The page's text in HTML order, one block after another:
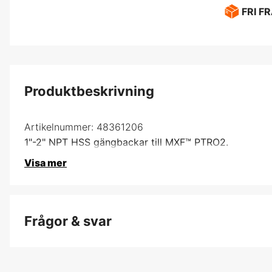
FRI
Produktbeskrivning
Artikelnummer: 48361206
1"-2" NPT HSS gängbackar till MXF™ PTRO2.
Visa mer
Frågor & svar